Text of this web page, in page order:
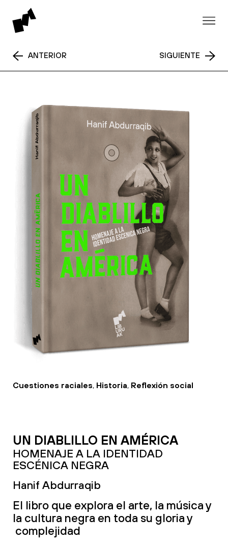
ANTERIOR SIGUIENTE
Cuestiones raciales, Historia, Reflexión social
UN DIABLILLO EN AMÉRICA
HOMENAJE A LA IDENTIDAD
ESCÉNICA NEGRA
Hanif Abdurraqib
El libro que explora el arte, la música y
la cultura negra en toda su gloria y
complejidad